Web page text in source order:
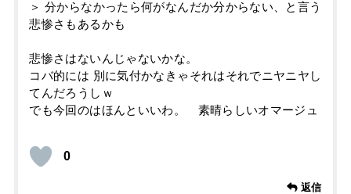
＞ 分からなかったら何がなんだか分からない、と言う
悲惨さもあるかも
悲惨さはないんじゃないかな。
コバ的には 別に気付かなきゃそれはそれでニヤニヤし
てんだろうしｗ
でも今回のはほんといいわ。 素晴らしいオマージュ
0
返信